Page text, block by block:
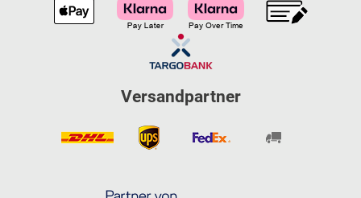
Versandpartner